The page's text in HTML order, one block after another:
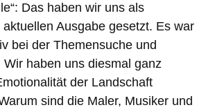
Das haben wir uns als
Ausgabe gesetzt. Es war
bei der Themensuche und
Wir haben uns diesmal ganz
der Landschaft
sind die Maler, Musiker und